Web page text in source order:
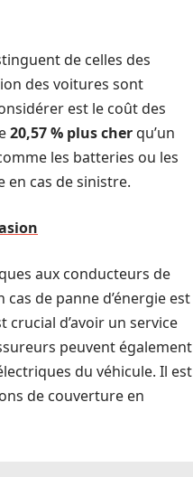
de celles des
des voitures sont
est le coût des
20,57 % plus cherqu’un
les batteries ou les
cas de sinistre.
aux conducteurs de
cas de panne d’énergie est
crucial d’avoir un service
peuvent également
du véhicule. Il est
de couverture en